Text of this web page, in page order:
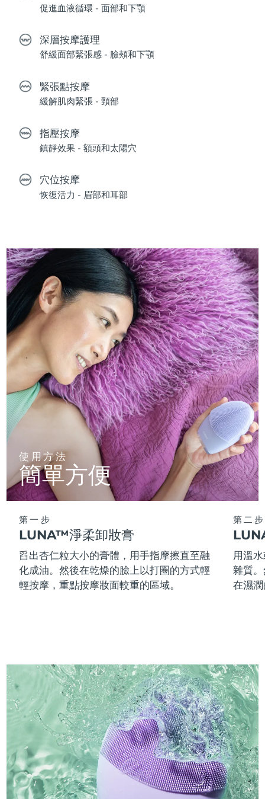
促進血液循環 - 面部和下顎
深層按摩護理
舒緩面部緊張感 - 臉頰和下顎
緊張點按摩
緩解肌肉緊張 - 頸部
指壓按摩
鎮靜效果 - 額頭和太陽穴
穴位按摩
恢復活力 - 眉部和耳部
使用方法
簡單方便
第一步
LUNA™淨柔卸妝膏
舀出杏仁粒大小的膏體，用手指摩擦直至融
化成油。然後在乾燥的臉上以打圈的方式輕
輕按摩，重點按摩妝面較重的區域。
第二步
用溫
雜質
在濕